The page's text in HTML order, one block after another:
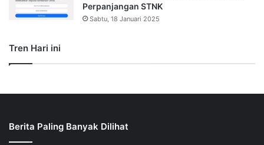
Perpanjangan STNK
Sabtu, 18 Januari 2025
Tren Hari ini
Berita Paling Banyak Dilihat